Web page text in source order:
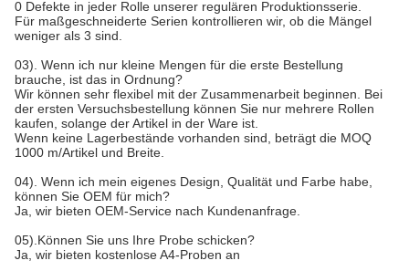
0 Defekte in jeder Rolle unserer regulären Produktionsserie.
Für maßgeschneiderte Serien kontrollieren wir, ob die Mängel
weniger als 3 sind.
03). Wenn ich nur kleine Mengen für die erste Bestellung
brauche, ist das in Ordnung?
Wir können sehr flexibel mit der Zusammenarbeit beginnen. Bei
der ersten Versuchsbestellung können Sie nur mehrere Rollen
kaufen, solange der Artikel in der Ware ist.
Wenn keine Lagerbestände vorhanden sind, beträgt die MOQ
1000 m/Artikel und Breite.
04). Wenn ich mein eigenes Design, Qualität und Farbe habe,
können Sie OEM für mich?
Ja, wir bieten OEM-Service nach Kundenanfrage.
05).Können Sie uns Ihre Probe schicken?
Ja, wir bieten kostenlose A4-Proben an